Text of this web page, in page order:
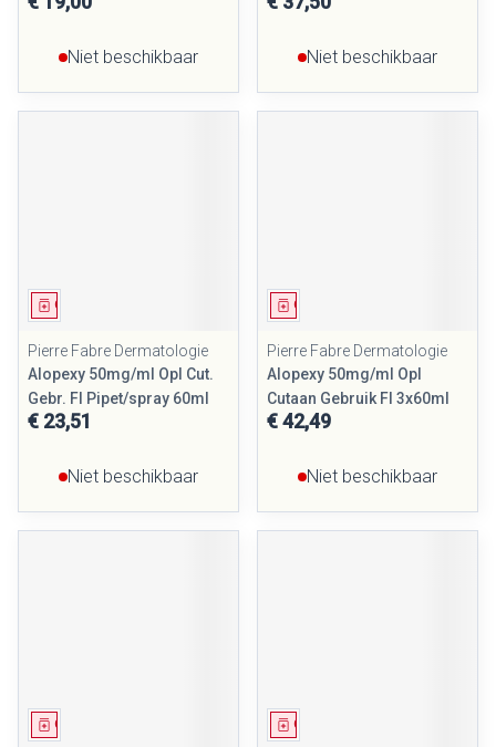
Niet beschikbaar Niet beschikbaar
Geneesmiddel
Pierre Fabre Dermatologie
Alopexy 50mg/ml Opl Cut.
Gebr. Fl Pipet/spray 60ml
€ 23,51
Niet beschikbaar
Geneesmiddel
Pierre Fabre Dermatologie
Alopexy 50mg/ml Opl
Cutaan Gebruik Fl 3x60ml
€ 42,49
Niet beschikbaar
Geneesmiddel Geneesmiddel